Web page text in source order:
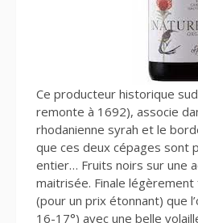
Ce producteur historique
remonte à 1692), associe
rhodanienne syrah et le
que ces deux cépages sont
entier… Fruits noirs sur une
maitrisée. Finale
(pour un prix étonnant) que
16-17°) avec une belle